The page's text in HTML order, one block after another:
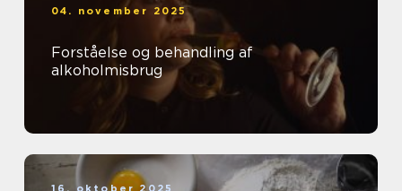
04. november 2025
Forståelse og behandling af
alkoholmisbrug